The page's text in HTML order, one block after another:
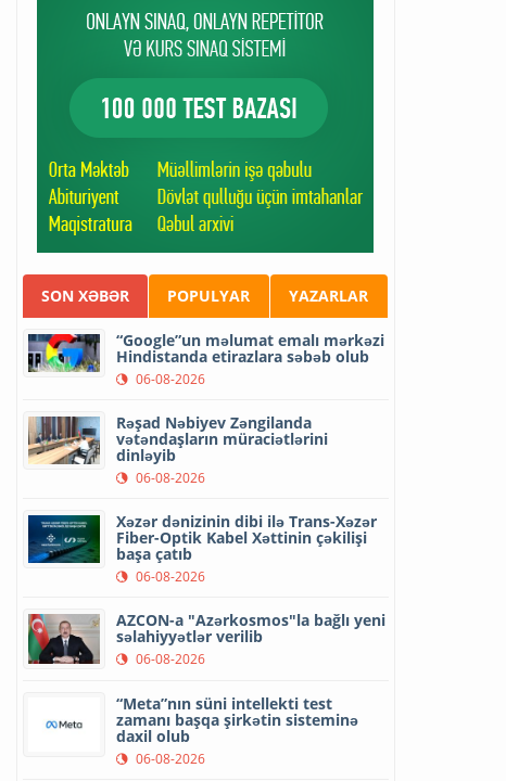
SON XƏBƏR POPULYAR YAZARLAR
“Google”un məlumat emalı mərkəzi
Hindistanda etirazlara səbəb olub
06-08-2026
Rəşad Nəbiyev Zəngilanda
vətəndaşların müraciətlərini
dinləyib
06-08-2026
Xəzər dənizinin dibi ilə Trans-Xəzər
Fiber-Optik Kabel Xəttinin çəkilişi
başa çatıb
06-08-2026
AZCON-a "Azərkosmos"la bağlı yeni
səlahiyyətlər verilib
06-08-2026
“Meta”nın süni intellekti test
zamanı başqa şirkətin sisteminə
daxil olub
06-08-2026